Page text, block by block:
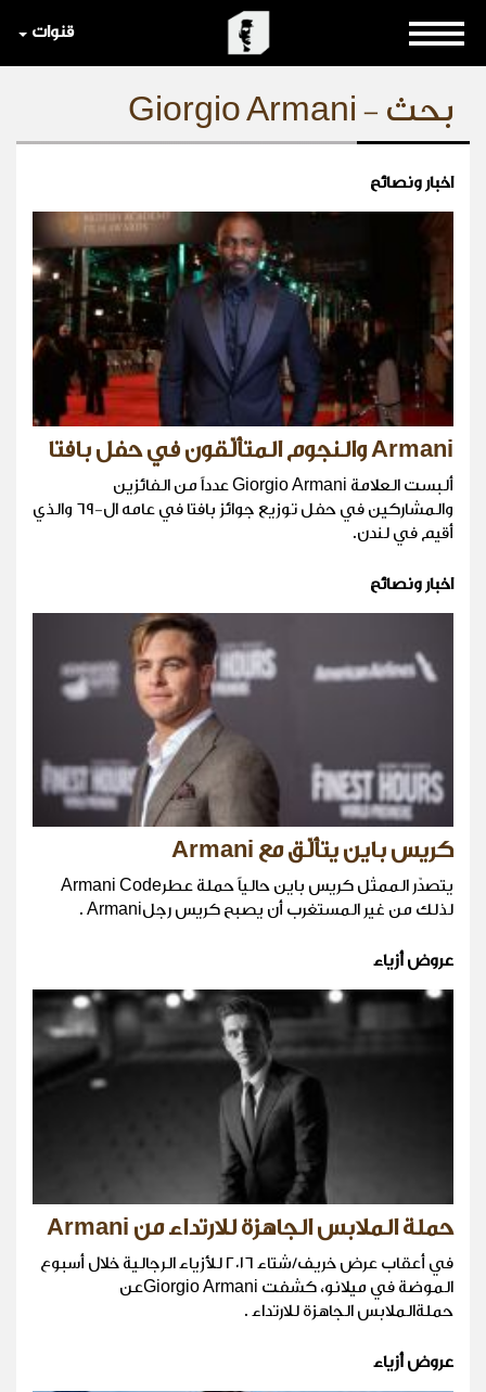
قنوات
بحث - Giorgio Armani
اخبار ونصائح
Armani والنجوم المتألّقون في حفل بافتا
ألبست العلامة Giorgio Armani عدداً من الفائزين
والمشاركين في حفل توزيع جوائز بافتا في عامه ال-٦٩ والذي
أقيم في لندن.
اخبار ونصائح
كريس باين يتألّق مع Armani
يتصدّر الممثل كريس باين حالياً حملة عطرArmani Code
لذلك من غير المستغرب أن يصبح كريس رجلArmani .
عروض أزياء
حملة الملابس الجاهزة للارتداء من Armani
في أعقاب عرض خريف/شتاء ٢٠١٦ للأزياء الرجالية خلال أسبوع
الموضة في ميلانو، كشفت Giorgio Armaniعن
حملةالملابس الجاهزة للارتداء .
عروض أزياء